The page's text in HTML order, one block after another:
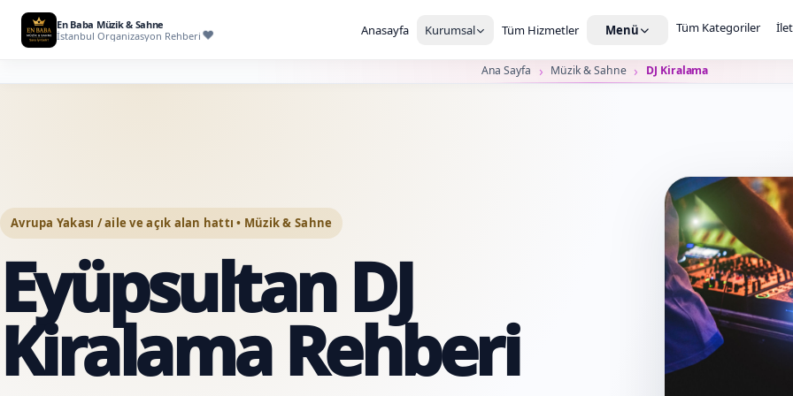
En Baba Müzik & Sahne
İstanbul Organizasyon Rehberi
Anasayfa Kurumsal Tüm Hizmetler Menü Tüm Kategoriler
Ana Sayfa Müzik & Sahne DJ Kiralama
Avrupa Yakası / aile ve açık alan hattı • Müzik & Sahne
Eyüpsultan DJ
Kiralama Rehberi